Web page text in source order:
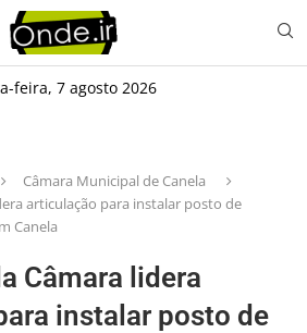
feira, 7 agosto 2026
Câmara Municipal de Canela
articulação para instalar posto de
Canela
Câmara lidera
instalar posto de